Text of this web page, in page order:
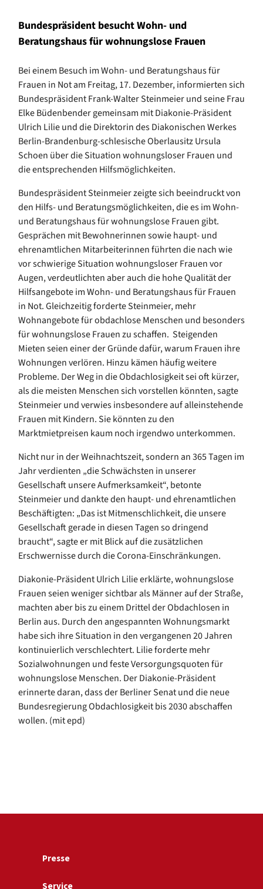
Bundespräsident besucht Wohn- und
Beratungshaus für wohnungslose Frauen
Bei einem Besuch im Wohn- und Beratungshaus für
Frauen in Not am Freitag, 17. Dezember, informierten sich
Bundespräsident Frank-Walter Steinmeier und seine Frau
Elke Büdenbender gemeinsam mit Diakonie-Präsident
Ulrich Lilie und die Direktorin des Diakonischen Werkes
Berlin-Brandenburg-schlesische Oberlausitz Ursula
Schoen über die Situation wohnungsloser Frauen und
die entsprechenden Hilfsmöglichkeiten.
Bundespräsident Steinmeier zeigte sich beeindruckt von
den Hilfs- und Beratungsmöglichkeiten, die es im Wohn-
und Beratungshaus für wohnungslose Frauen gibt.
Gesprächen mit Bewohnerinnen sowie haupt- und
ehrenamtlichen Mitarbeiterinnen führten die nach wie
vor schwierige Situation wohnungsloser Frauen vor
Augen, verdeutlichten aber auch die hohe Qualität der
Hilfsangebote im Wohn- und Beratungshaus für Frauen
in Not. Gleichzeitig forderte Steinmeier, mehr
Wohnangebote für obdachlose Menschen und besonders
für wohnungslose Frauen zu schaffen. Steigenden
Mieten seien einer der Gründe dafür, warum Frauen ihre
Wohnungen verlören. Hinzu kämen häufig weitere
Probleme. Der Weg in die Obdachlosigkeit sei oft kürzer,
als die meisten Menschen sich vorstellen könnten, sagte
Steinmeier und verwies insbesondere auf alleinstehende
Frauen mit Kindern. Sie könnten zu den
Marktmietpreisen kaum noch irgendwo unterkommen.
Nicht nur in der Weihnachtszeit, sondern an 365 Tagen im
Jahr verdienten „die Schwächsten in unserer
Gesellschaft unsere Aufmerksamkeit“, betonte
Steinmeier und dankte den haupt- und ehrenamtlichen
Beschäftigten: „Das ist Mitmenschlichkeit, die unsere
Gesellschaft gerade in diesen Tagen so dringend
braucht“, sagte er mit Blick auf die zusätzlichen
Erschwernisse durch die Corona-Einschränkungen.
Diakonie-Präsident Ulrich Lilie erklärte, wohnungslose
Frauen seien weniger sichtbar als Männer auf der Straße,
machten aber bis zu einem Drittel der Obdachlosen in
Berlin aus. Durch den angespannten Wohnungsmarkt
habe sich ihre Situation in den vergangenen 20 Jahren
kontinuierlich verschlechtert. Lilie forderte mehr
Sozialwohnungen und feste Versorgungsquoten für
wohnungslose Menschen. Der Diakonie-Präsident
erinnerte daran, dass der Berliner Senat und die neue
Bundesregierung Obdachlosigkeit bis 2030 abschaffen
wollen. (mit epd)
Presse
Service